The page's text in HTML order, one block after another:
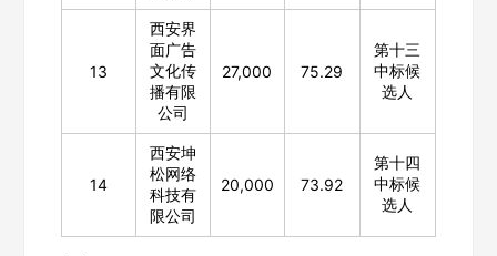
13
西安界
面广告
文化传
播有限
公司
27,000 75.29
第十三
中标候
选人
14
西安坤
松网络
科技有
限公司
20,000 73.92
第十四
中标候
选人